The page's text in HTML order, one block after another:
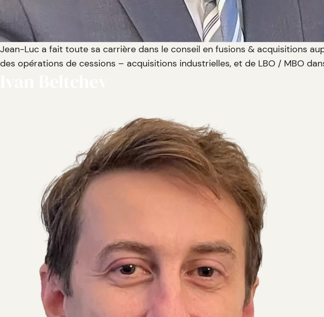
Jean-Luc a fait toute sa carrière dans le conseil en fusions & acquisitions
des opérations de cessions – acquisitions industrielles, et de LBO / MBO